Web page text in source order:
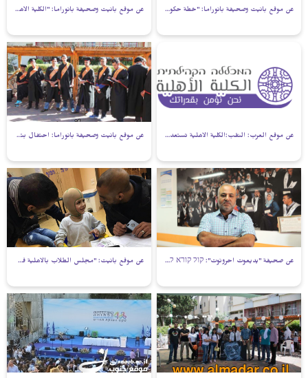
عن موقع بانيت وصحيفة بانوراما: "خطة حكومية لدعم الطلاب العرب بتخصصات جديدة" عن موقع بانيت وصحيفة بانوراما: "الكلية الأهلية تكرم طلابها المتفوقين"
عن موقع العرب: النقب:الكلية الاهلية تستعد لتكريم الفوج الثالث عن موقع بانيت وصحيفة بانوراما: احتفال بتخريج كوكبة من طلاب الكلية الاهلية ببيت بيرل
عن صحيفة "يديعوت احرونوت": קול קורא ללמוד, ללמוד: עדנאן סעיד עושה מהפכה חינוכית במגזר הבדואי عن موقع بانيت: "مجلس الطلاب بالاهلية في بئر السبع يزور الدوابشة"